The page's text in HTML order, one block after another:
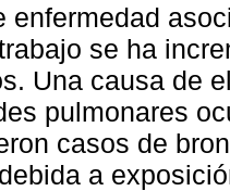
enfermedad
se ha
Una causa de
pulmonares
casos de
a